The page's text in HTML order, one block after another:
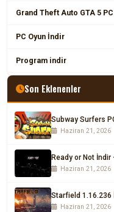
Grand Theft Auto GTA 5 PC
PC Oyun İndir
Program indir
Son Eklenenler
Subway Surfers
Haziran 21, 2026
Ready or Not İndir
Haziran 21, 2026
Starfield 1.16.236
Haziran 21, 2026